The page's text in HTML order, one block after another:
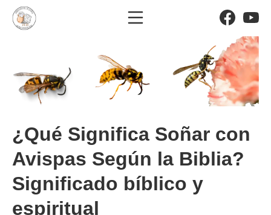
Saltar
El significado de los
Menú móvil
¿Qué Significa Soñar con
Avispas Según la Biblia?
Significado bíblico y
espiritual